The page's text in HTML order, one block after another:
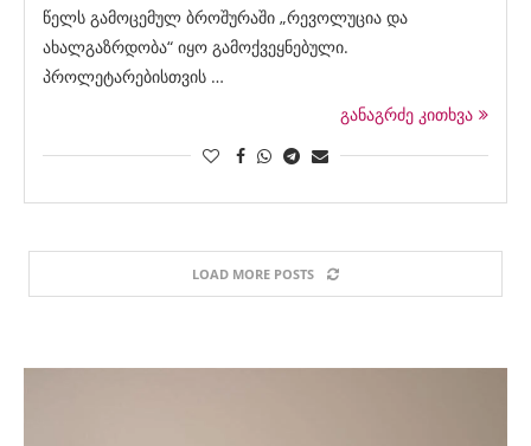
წელს გამოცემულ ბროშურაში „რევოლუცია და
ახალგაზრდობა“ იყო გამოქვეყნებული.
პროლეტარებისთვის …
განაგრძე კითხვა
LOAD MORE POSTS